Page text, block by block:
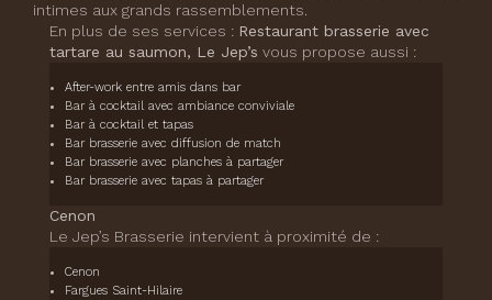
intimes aux grands rassemblements.
En plus de ses services : Restaurant brasserie avec
tartare au saumon, Le Jep’s vous propose aussi :
After-work entre amis dans bar
Bar à cocktail avec ambiance conviviale
Bar à cocktail et tapas
Bar brasserie avec diffusion de match
Bar brasserie avec planches à partager
Bar brasserie avec tapas à partager
Cenon
Le Jep’s Brasserie intervient à proximité de :
Cenon
Fargues Saint-Hilaire